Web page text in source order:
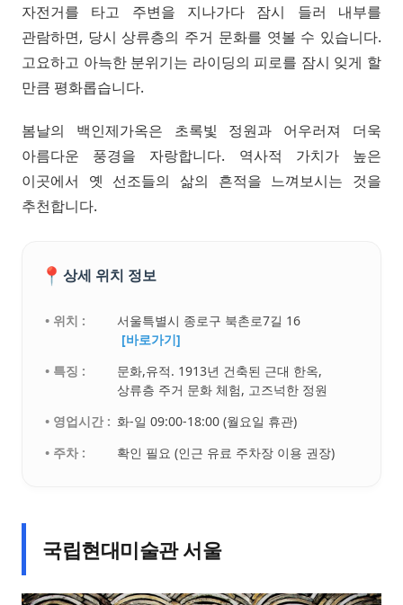
자전거를 타고 주변을 지나가다 잠시 들러 내부를
관람하면, 당시 상류층의 주거 문화를 엿볼 수 있습니다.
고요하고 아늑한 분위기는 라이딩의 피로를 잠시 잊게 할
만큼 평화롭습니다.
봄날의 백인제가옥은 초록빛 정원과 어우러져 더욱
아름다운 풍경을 자랑합니다. 역사적 가치가 높은
이곳에서 옛 선조들의 삶의 흔적을 느껴보시는 것을
추천합니다.
📍 상세 위치 정보
• 위치 :
서울특별시 종로구 북촌로7길 16
[바로가기]
• 특징 :
문화,유적. 1913년 건축된 근대 한옥,
상류층 주거 문화 체험, 고즈넉한 정원
• 영업시간 : 화-일 09:00-18:00 (월요일 휴관)
• 주차 :
확인 필요 (인근 유료 주차장 이용 권장)
국립현대미술관 서울